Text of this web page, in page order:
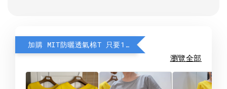
加購 MIT防曬透氣棉T 只要190元
瀏覽全部